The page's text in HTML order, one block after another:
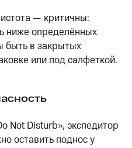
— критичны:
ниже определённых
быть в закрытых
или под салфеткой.
Not Disturb», экспедитор
оставить поднос у